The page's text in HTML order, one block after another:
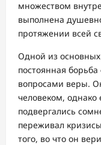
множеством
выполнена
протяжении всей
Одной из
постоянная
вопросами веры.
человеком, однако
подвергались
переживал
того, во что он